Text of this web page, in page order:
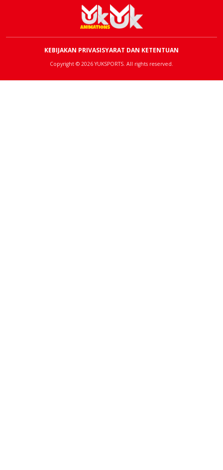
KEBIJAKAN PRIVASISYARAT DAN KETENTUAN
Copyright © 2026 YUKSPORTS. All rights reserved.